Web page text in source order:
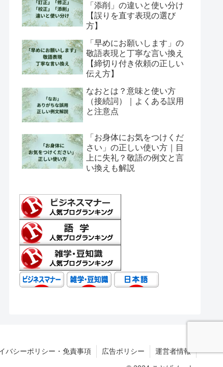
「添削」の違いと使い分け
【誤りを直す表現の選び
方】
「早めにお願いします」の
敬語表現と丁寧な言い換え
【締切り付き依頼の正しい
伝え方】
なおとは？意味と使い方
（接続詞）｜よくある誤用
と注意点
「お身体にお気をつけくだ
さい」の正しい使い方｜目
上に失礼？敬語の例文と言
い換えも解説
バシーポリシー・免責事項 広告ポリシー 運営者情報